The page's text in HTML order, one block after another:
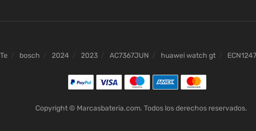
bosch 2024 2023 AC7367JUN huawei watch gt
Copyright © Marcasbateria.com. Todos los derechos reservados.